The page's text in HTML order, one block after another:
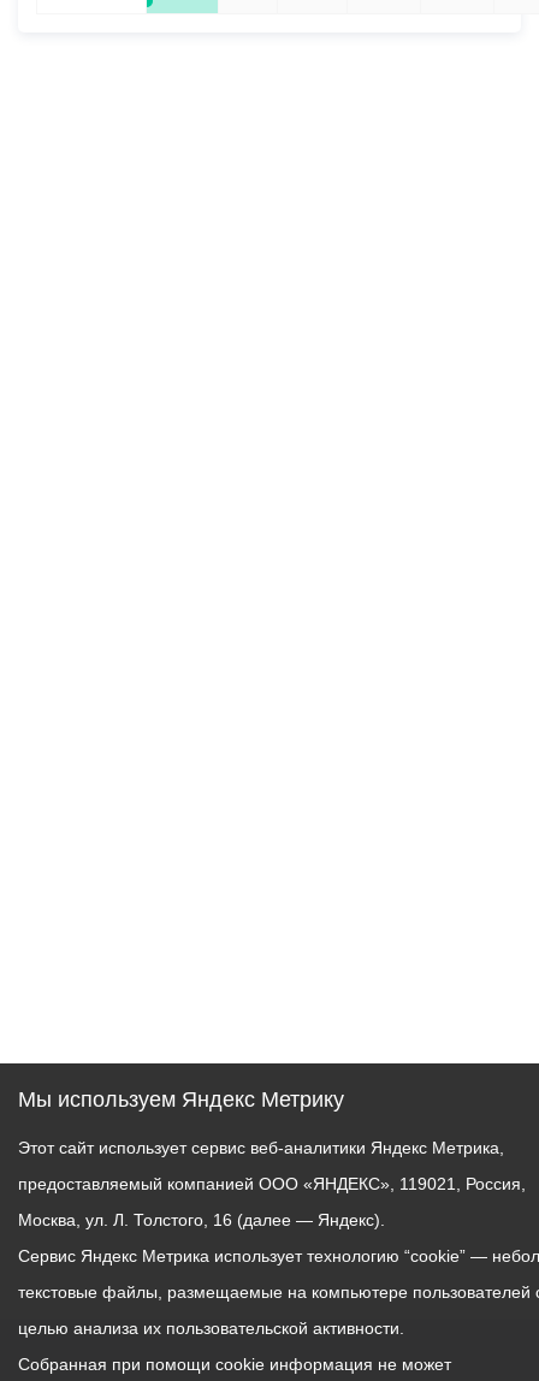
Мы используем Яндекс Метрику
Этот сайт использует сервис веб-аналитики Яндекс Метрика,
предоставляемый компанией ООО «ЯНДЕКС», 119021, Россия,
Москва, ул. Л. Толстого, 16 (далее — Яндекс).
Сервис Яндекс Метрика использует технологию “cookie” —
текстовые файлы, размещаемые на компьютере пользователей
целью анализа их пользовательской активности.
Собранная при помощи cookie информация не может